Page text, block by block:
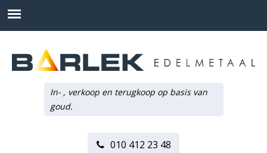
In- , verkoop en terugkoop op basis van
goud.
010 412 23 48